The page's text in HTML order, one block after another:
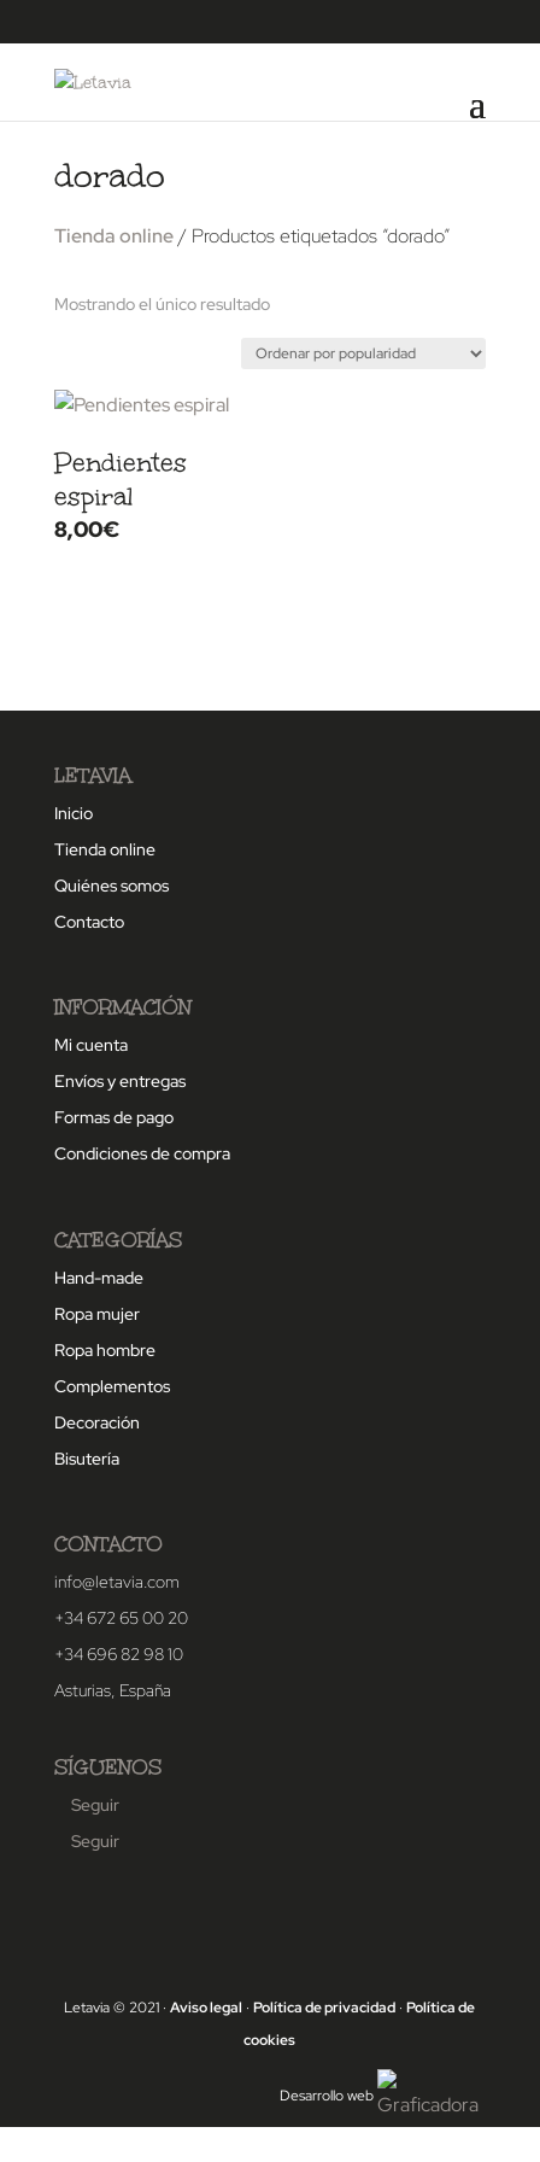
dorado
Tienda online/ Productos etiquetados “dorado”
Mostrando el único resultado
Pendientes
espiral
8,00€
LETAVIA
Inicio
Tienda online
Quiénes somos
Contacto
INFORMACIÓN
Mi cuenta
Envíos y entregas
Formas de pago
Condiciones de compra
CATEGORÍAS
Hand-made
Ropa mujer
Ropa hombre
Complementos
Decoración
Bisutería
CONTACTO
info@letavia.com
+34 672 65 00 20
+34 696 82 98 10
Asturias, España
SÍGUENOS
Seguir
Seguir
Letavia © 2021 ·Aviso legal ·Política de privacidad ·Política de
cookies
Desarrollo web